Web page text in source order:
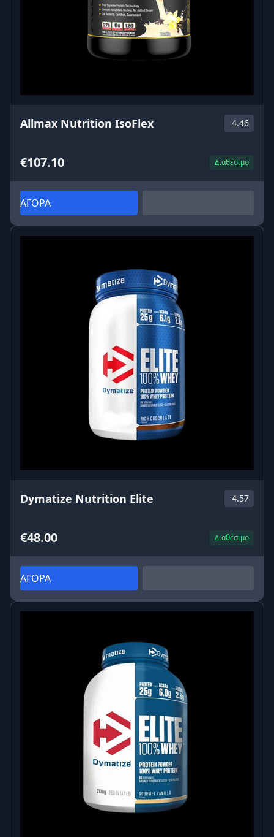
Allmax Nutrition IsoFlex 4.46
€107.10 Διαθέσιμο
ΑΓΟΡΑ
Dymatize Nutrition Elite 4.57
€48.00 Διαθέσιμο
ΑΓΟΡΑ